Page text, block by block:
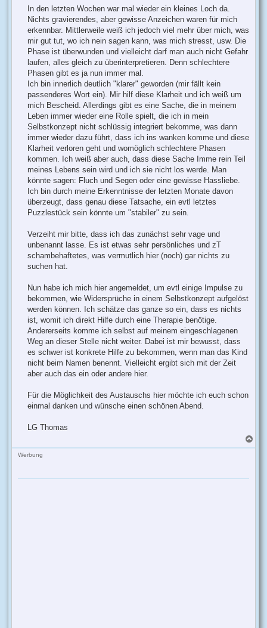
In den letzten Wochen war mal wieder ein kleines Loch da.
Nichts gravierendes, aber gewisse Anzeichen waren für mich
erkennbar. Mittlerweile weiß ich jedoch viel mehr über mich, was
mir gut tut, wo ich nein sagen kann, was mich stresst, usw. Die
Phase ist überwunden und vielleicht darf man auch nicht Gefahr
laufen, alles gleich zu überinterpretieren. Denn schlechtere
Phasen gibt es ja nun immer mal.
Ich bin innerlich deutlich "klarer" geworden (mir fällt kein
passenderes Wort ein). Mir hilf diese Klarheit und ich weiß um
mich Bescheid. Allerdings gibt es eine Sache, die in meinem
Leben immer wieder eine Rolle spielt, die ich in mein
Selbstkonzept nicht schlüssig integriert bekomme, was dann
immer wieder dazu führt, dass ich ins wanken komme und diese
Klarheit verloren geht und womöglich schlechtere Phasen
kommen. Ich weiß aber auch, dass diese Sache Imme rein Teil
meines Lebens sein wird und ich sie nicht los werde. Man
könnte sagen: Fluch und Segen oder eine gewisse Hassliebe.
Ich bin durch meine Erkenntnisse der letzten Monate davon
überzeugt, dass genau diese Tatsache, ein evtl letztes
Puzzlestück sein könnte um "stabiler" zu sein.
Verzeiht mir bitte, dass ich das zunächst sehr vage und
unbenannt lasse. Es ist etwas sehr persönliches und zT
schambehaftetes, was vermutlich hier (noch) gar nichts zu
suchen hat.
Nun habe ich mich hier angemeldet, um evtl einige Impulse zu
bekommen, wie Widersprüche in einem Selbstkonzept aufgelöst
werden können. Ich schätze das ganze so ein, dass es nichts
ist, womit ich direkt Hilfe durch eine Therapie benötige.
Andererseits komme ich selbst auf meinem eingeschlagenen
Weg an dieser Stelle nicht weiter. Dabei ist mir bewusst, dass
es schwer ist konkrete Hilfe zu bekommen, wenn man das Kind
nicht beim Namen benennt. Vielleicht ergibt sich mit der Zeit
aber auch das ein oder andere hier.
Für die Möglichkeit des Austauschs hier möchte ich euch schon
einmal danken und wünsche einen schönen Abend.
LG Thomas
Werbung